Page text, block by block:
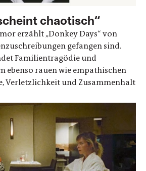
chaotisch“
erzählt „Donkey Days“ von
gefangen sind.
Familientragödie und
ebenso rauen wie empathischen
Verletzlichkeit und Zusammenhalt